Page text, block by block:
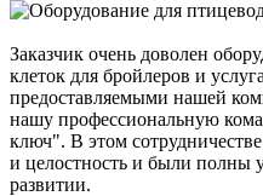
Заказчик очень доволен
клеток для бройлеров и
предоставляемыми нашей
нашу профессиональную
ключ". В этом
и целостность и были полны
развитии.